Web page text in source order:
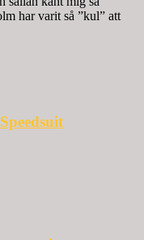
har varit så ”kul” att